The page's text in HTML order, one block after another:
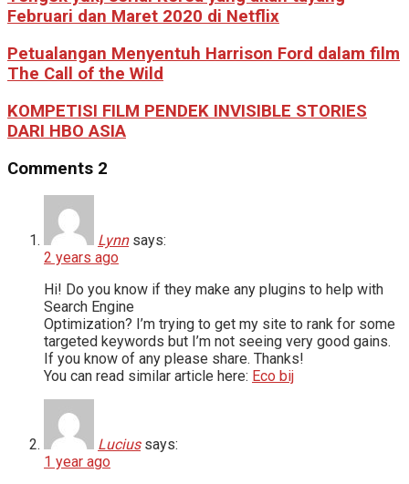
Februari dan Maret 2020 di Netflix
Petualangan Menyentuh Harrison Ford dalam film
The Call of the Wild
KOMPETISI FILM PENDEK INVISIBLE STORIES
DARI HBO ASIA
Comments 2
Lynn says:
2 years ago
Hi! Do you know if they make any plugins to help with
Search Engine
Optimization? I’m trying to get my site to rank for some
targeted keywords but I’m not seeing very good gains.
If you know of any please share. Thanks!
You can read similar article here: Eco bij
Lucius says:
1 year ago